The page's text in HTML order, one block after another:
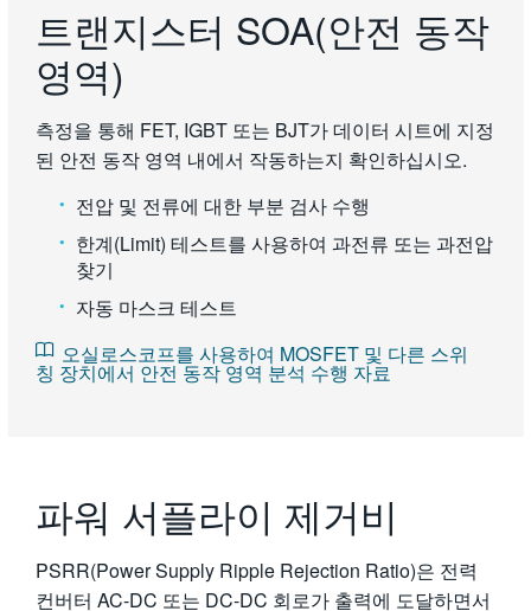
트랜지스터 SOA(안전 동작
영역)
측정을 통해 FET, IGBT 또는 BJT가 데이터 시트에 지정
된 안전 동작 영역 내에서 작동하는지 확인하십시오.
전압 및 전류에 대한 부분 검사 수행
한계(Limit) 테스트를 사용하여 과전류 또는 과전압
찾기
자동 마스크 테스트
오실로스코프를 사용하여 MOSFET 및 다른 스위
칭 장치에서 안전 동작 영역 분석 수행 자료
파워 서플라이 제거비
PSRR(Power Supply Ripple Rejection Ratio)은 전력
컨버터 AC-DC 또는 DC-DC 회로가 출력에 도달하면서